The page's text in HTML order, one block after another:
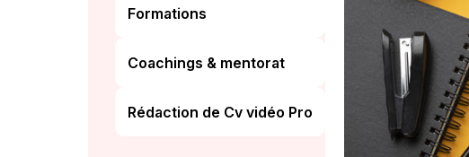
Formations
Coachings & mentorat
Rédaction de Cv vidéo Pro